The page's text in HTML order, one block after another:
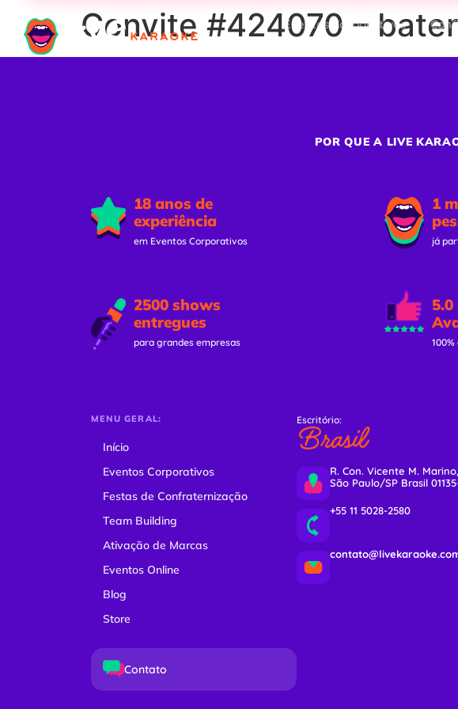
Eventos Corporativos
Convite #424070 –
POR QUE A LIVE
18 anos de
experiência
em Eventos Corporativos
2500 shows
entregues
para grandes empresas
1
já
5.0
MENU GERAL:
Início
Eventos Corporativos
Festas de Confraternização
Team Building
Ativação de Marcas
Eventos Online
Blog
Store
Contato
Escritório:
Brasil
R. Con. Vicente M.
São Paulo/SP Brasil
+55 11 5028-2580